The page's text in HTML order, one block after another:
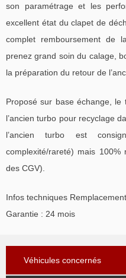
son paramétrage et les
excellent état du clapet de
complet remboursement de
prenez grand soin du calage,
la préparation du retour de
Proposé sur base échange,
l’ancien turbo pour recyclage
l’ancien turbo est
complexité/rareté) mais
des CGV).
Infos techniques
Garantie : 24 mois
Véhicules concernés